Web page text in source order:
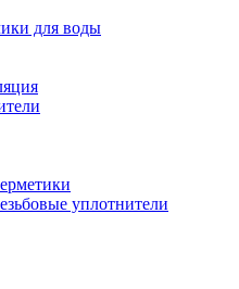
для воды
уплотнители